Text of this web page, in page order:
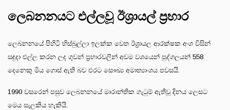
ලෙබනනයට එල්ලවූ ඊශ්‍රායල් ප්‍රහාර
ලෙබනනයේ පිහිටි හිස්බුල්ලා ඉලක්ක වෙත ඊශ්‍රායල ආරක්ෂක අංශ විසින්
සඳුදා එල්ල කරන ලද ගුවන් ප්‍රහාරවලින් අවම වශයෙන් පුද්ගලයන් 558
දෙනෙකු මිය ගොස් ඇති බව එරට සෞඛ්‍ය අමාත්‍යාංශය පවසයි.
1990 වසරෙන් පසුව ලෙබනනයේ මාරාන්තික ගැටුම් ඇතිවූ දිනය ලෙසට
මෙය සැලකිය හැකියි.